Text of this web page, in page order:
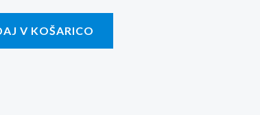
V KOŠARICO